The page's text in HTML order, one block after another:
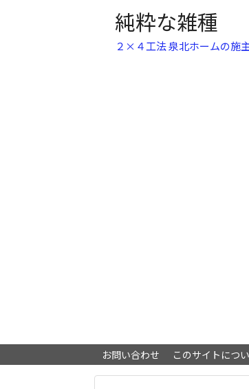
純粋な雑種
２×４工法 泉北ホームの施
お問い合わせ このサイトにつ